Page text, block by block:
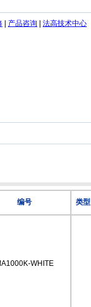
产品咨询 法高技术中心
编号 类型
WHITE